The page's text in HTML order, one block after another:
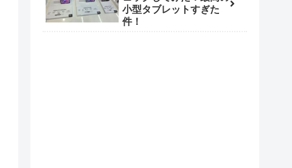
小型タブレットすぎた
件！